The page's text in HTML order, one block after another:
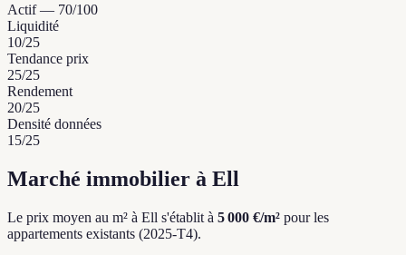
Actif— 70/100
Liquidité
10/25
Tendance prix
25/25
Rendement
20/25
Densité données
15/25
Marché immobilier à Ell
Le prix moyen au m² à Ell s'établit à 5 000 €/m² pour les
appartements existants (2025-T4).